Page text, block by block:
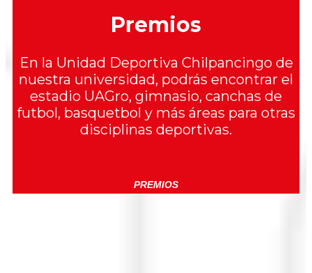
Premios
En la Unidad Deportiva Chilpancingo de
nuestra universidad, podrás encontrar el
estadio UAGro, gimnasio, canchas de
futbol, basquetbol y más áreas para otras
disciplinas deportivas.
PREMIOS